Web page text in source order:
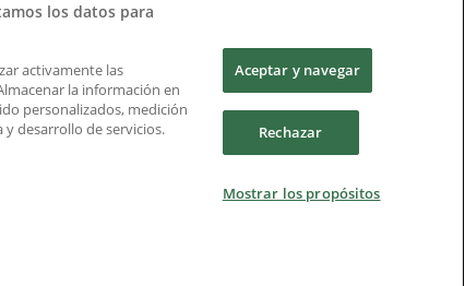
los datos para
activamente las
la información en
personalizados, medición
desarrollo de servicios.
Aceptar y navegar
Rechazar
Mostrar los propósitos